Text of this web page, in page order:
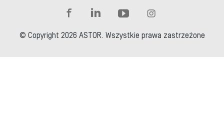
© Copyright 2026 ASTOR. Wszystkie prawa zastrzeżone